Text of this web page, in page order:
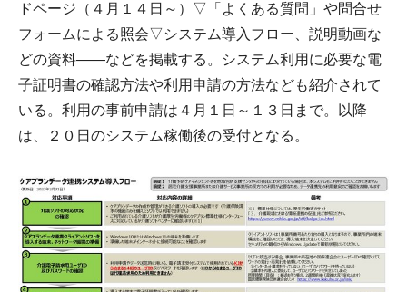
ドページ（４月１４日～）▽「よくある質問」や問合せ
フォームによる照会▽システム導入フロー、説明動画な
どの資料――などを掲載する。システム利用に必要な電
子証明書の確認方法や利用申請の方法なども紹介されて
いる。利用の事前申請は４月１日～１３日まで。以降
は、２０日のシステム稼働後の受付となる。